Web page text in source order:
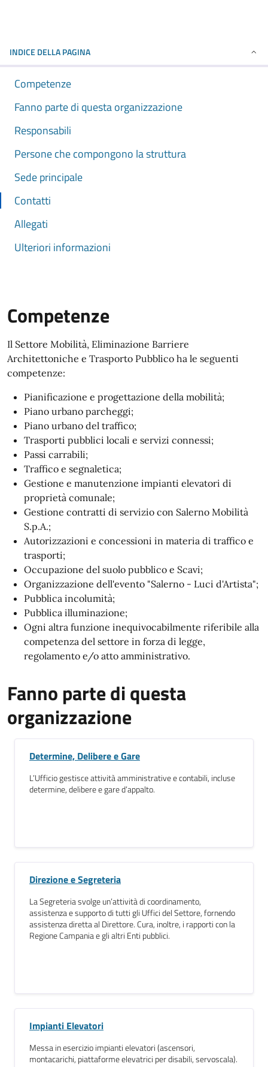
INDICE DELLA PAGINA
Competenze
Fanno parte di questa organizzazione
Responsabili
Persone che compongono la struttura
Sede principale
Contatti
Allegati
Ulteriori informazioni
Competenze
Il Settore Mobilità, Eliminazione Barriere
Architettoniche e Trasporto Pubblico ha le seguenti
competenze:
Pianificazione e progettazione della mobilità;
Piano urbano parcheggi;
Piano urbano del traffico;
Trasporti pubblici locali e servizi connessi;
Passi carrabili;
Traffico e segnaletica;
Gestione e manutenzione impianti elevatori di
proprietà comunale;
Gestione contratti di servizio con Salerno Mobilità
S.p.A.;
Autorizzazioni e concessioni in materia di traffico e
trasporti;
Occupazione del suolo pubblico e Scavi;
Organizzazione dell'evento "Salerno - Luci d'Artista";
Pubblica incolumità;
Pubblica illuminazione;
Ogni altra funzione inequivocabilmente riferibile alla
competenza del settore in forza di legge,
regolamento e/o atto amministrativo.
Fanno parte di questa
organizzazione
Determine, Delibere e Gare
L’Ufficio gestisce attività amministrative e contabili, incluse
determine, delibere e gare d’appalto.
Direzione e Segreteria
La Segreteria svolge un’attività di coordinamento,
assistenza e supporto di tutti gli Uffici del Settore, fornendo
assistenza diretta al Direttore. Cura, inoltre, i rapporti con la
Regione Campania e gli altri Enti pubblici.
Impianti Elevatori
Messa in esercizio impianti elevatori (ascensori,
montacarichi, piattaforme elevatrici per disabili, servoscala).